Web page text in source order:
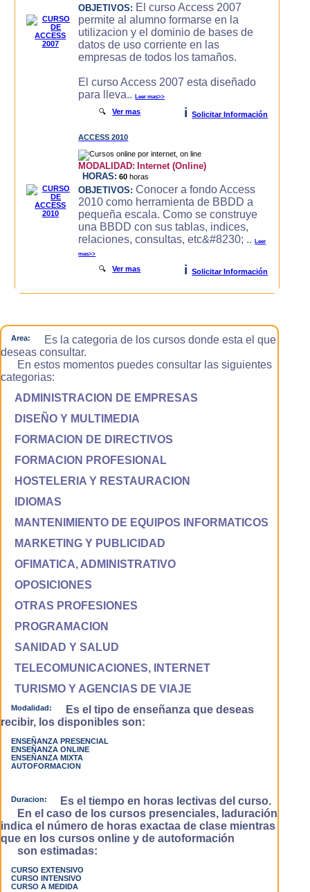
OBJETIVOS: El curso Access 2007
permite al alumno formarse en la
utilizacion y el dominio de bases de
datos de uso corriente en las
empresas de todos los tamaños.
El curso Access 2007 esta diseñado
para lleva..Leer mas>>
🔍Ver mas i Solicitar Información
ACCESS 2010
MODALIDAD: Internet (Online)
HORAS: 60 horas
OBJETIVOS: Conocer a fondo Access
2010 como herramienta de BBDD a
pequeña escala. Como se construye
una BBDD con sus tablas, indices,
relaciones, consultas, etc&#8230; ..Leer
mas>>
🔍Ver mas i Solicitar Información
Area:
Es la categoria de los cursos donde esta el que
deseas consultar.
En estos momentos puedes consultar las siguientes
categorias:
ADMINISTRACION DE EMPRESAS
DISEÑO Y MULTIMEDIA
FORMACION DE DIRECTIVOS
FORMACION PROFESIONAL
HOSTELERIA Y RESTAURACION
IDIOMAS
MANTENIMIENTO DE EQUIPOS INFORMATICOS
MARKETING Y PUBLICIDAD
OFIMATICA, ADMINISTRATIVO
OPOSICIONES
OTRAS PROFESIONES
PROGRAMACION
SANIDAD Y SALUD
TELECOMUNICACIONES, INTERNET
TURISMO Y AGENCIAS DE VIAJE
Modalidad:
Es el tipo de enseñanza que deseas
recibir, los disponibles son:
ENSEÑANZA PRESENCIAL
ENSEÑANZA ONLINE
ENSEÑANZA MIXTA
AUTOFORMACION
Duracion:
Es el tiempo en horas lectivas del curso.
En el caso de los cursos presenciales, laduración
indica el número de horas exactaa de clase mientras
que en los cursos online y de autoformación
son estimadas:
CURSO EXTENSIVO
CURSO INTENSIVO
CURSO A MEDIDA